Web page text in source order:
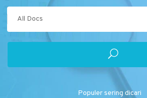
All Docs
Populer sering dicari